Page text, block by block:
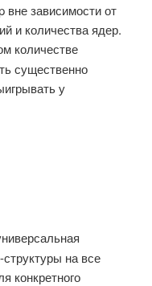
вне зависимости от
и количества ядер.
количестве
существенно
у
на все
конкретного